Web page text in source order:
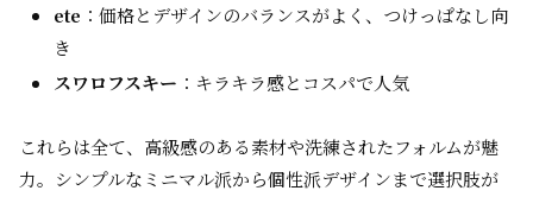
ete ：価格とデザインのバランスがよく、つけっぱなし向
き
スワロフスキー ：キラキラ感とコスパで人気
これらは全て、高級感のある素材や洗練されたフォルムが魅
力。シンプルなミニマル派から個性派デザインまで選択肢が